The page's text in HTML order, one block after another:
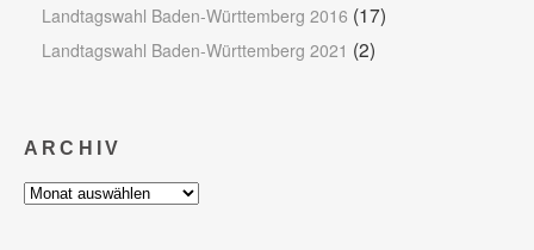
Landtagswahl Baden-Württemberg 2016 (17)
Landtagswahl Baden-Württemberg 2021 (2)
ARCHIV
Archiv